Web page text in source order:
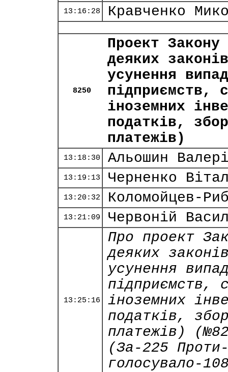
13:16:28 Кравченко
8250
Проект
деяких
усунення
підприємств,
іноземних
податків,
платежів)
13:18:30 Альошин
13:19:13 Черненко
13:20:32 Коломойцев-
13:21:09 Червоній
13:25:16
Про проект
деяких
усунення
підприємств,
іноземних
податків,
платежів)
(За-225
голосувало-